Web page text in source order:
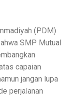
(PDM)
SMP Mutual
capaian
jangan lupa
perjalanan